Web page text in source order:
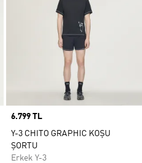
Price
6.799 TL
Y-3 CHITO GRAPHIC KOŞU
ŞORTU
Erkek Y-3